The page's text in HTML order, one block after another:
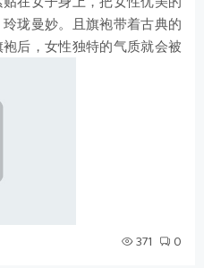
珑曼妙。且旗袍带着古典的
后，女性独特的气质就会被
371 0